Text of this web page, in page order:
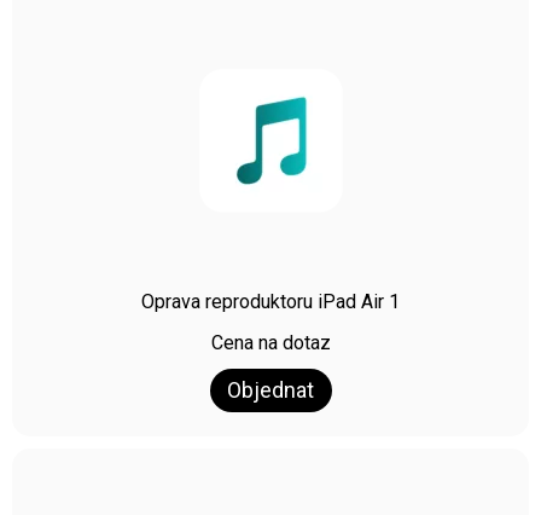
Oprava reproduktoru iPad Air 1
Cena na dotaz
Objednat